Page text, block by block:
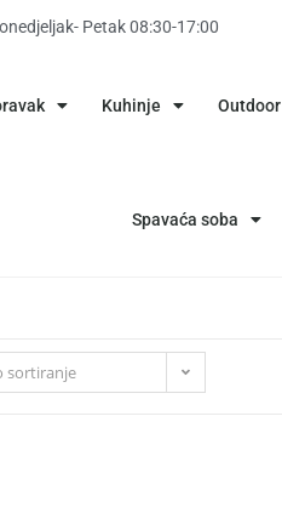
Petak 08:30-17:00
Kuhinje Outdoor
Spavaća soba
sortiranje